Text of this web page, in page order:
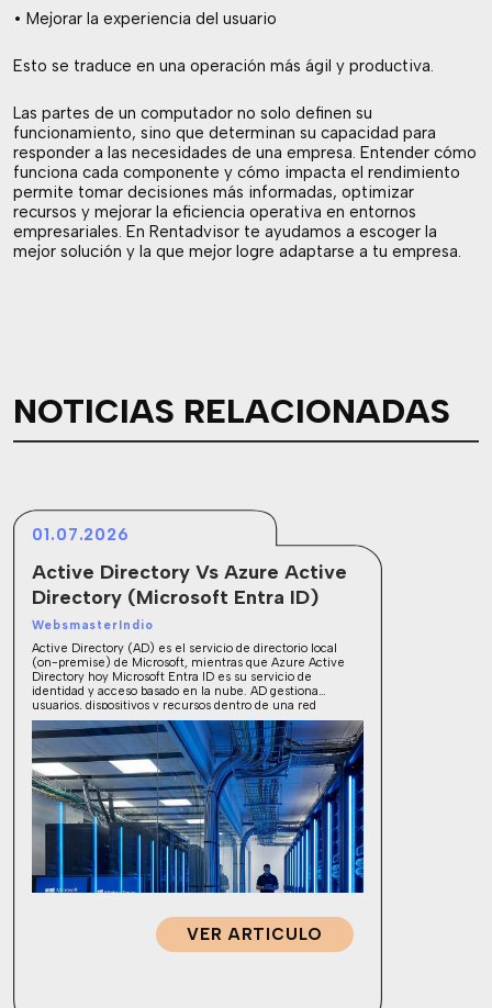
• Mejorar la experiencia del usuario
Esto se traduce en una operación más ágil y productiva.
Las partes de un computador no solo definen su
funcionamiento, sino que determinan su capacidad para
responder a las necesidades de una empresa. Entender cómo
funciona cada componente y cómo impacta el rendimiento
permite tomar decisiones más informadas, optimizar
recursos y mejorar la eficiencia operativa en entornos
empresariales. En Rentadvisor te ayudamos a escoger la
mejor solución y la que mejor logre adaptarse a tu empresa.
NOTICIAS RELACIONADAS
01.07.2026
Active Directory Vs Azure Active
Directory (Microsoft Entra ID)
WebsmasterIndio
Active Directory (AD) es el servicio de directorio local
(on-premise) de Microsoft, mientras que Azure Active
Directory hoy Microsoft Entra ID es su servicio de
identidad y acceso basado en la nube. AD gestiona
usuarios, dispositivos y recursos dentro de una red
corporativa tradicional; Entra ID administra el acceso a
aplicaciones en la nube y […]
VER ARTICULO